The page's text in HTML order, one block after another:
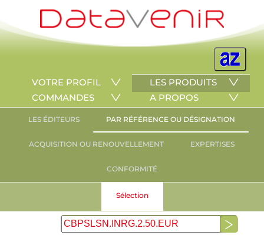
VOTRE PROFIL
LES PRODUITS
COMMANDES
A PROPOS
LES ÉDITEURS PAR RÉFÉRENCE OU DÉSIGNATION
ACQUISITION OU RENOUVELLEMENT EXPERTISES
CONFORMITÉ
Sélection